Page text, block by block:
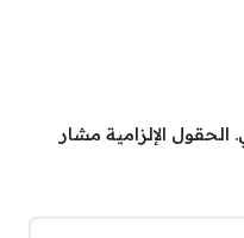
الحقول الإلزامية مشار